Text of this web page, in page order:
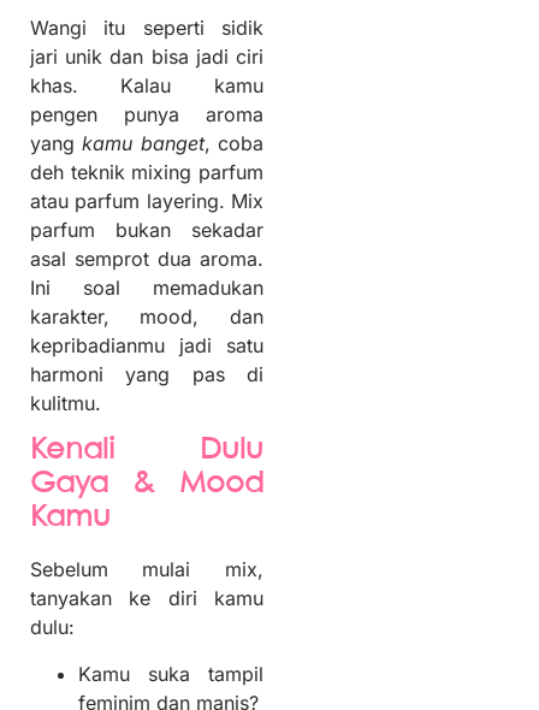
Wangi itu seperti sidik
jari unik dan bisa jadi ciri
khas. Kalau kamu
pengen punya aroma
yangkamu banget, coba
deh teknik mixing parfum
atau parfum layering. Mix
parfum bukan sekadar
asal semprot dua aroma.
Ini soal memadukan
karakter, mood, dan
kepribadianmu jadi satu
harmoni yang pas di
kulitmu.
Kenali Dulu
Gaya & Mood
Kamu
Sebelum mulai mix,
tanyakan ke diri kamu
dulu:
Kamu suka tampil
feminim dan manis?